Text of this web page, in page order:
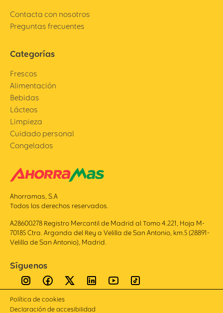
Contacta con nosotros
Preguntas frecuentes
Categorías
Frescos
Alimentación
Bebidas
Lácteos
Limpieza
Cuidado personal
Congelados
Ahorramas, S.A
Todos los derechos reservados.
A28600278 Registro Mercantil de Madrid al Tomo 4.221, Hoja M-
70185 Ctra. Arganda del Rey a Velilla de San Antonio, km.5 (28891-
Velilla de San Antonio), Madrid.
Síguenos
Política de cookies
Declaración de accesibilidad